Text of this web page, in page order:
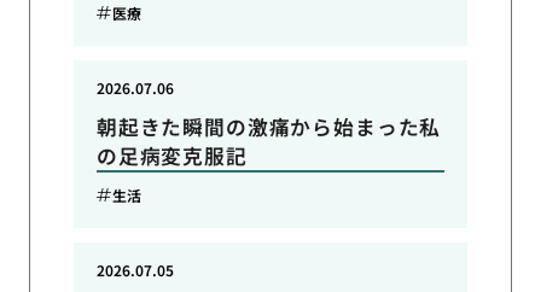
医療
朝起きた瞬間の激痛から始まった私
の足病変克服記
2026.07.06
生活
2026.07.05